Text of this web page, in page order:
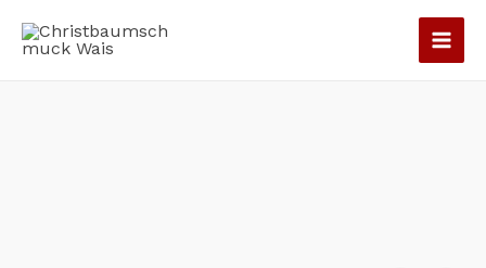
Inhalt